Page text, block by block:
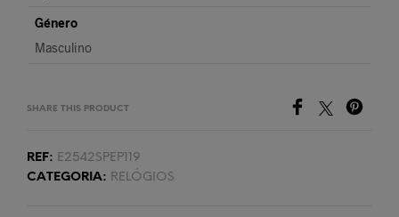
Género
Masculino
SHARE THIS PRODUCT
REF: E2542SPEP119
CATEGORIA: RELÓGIOS